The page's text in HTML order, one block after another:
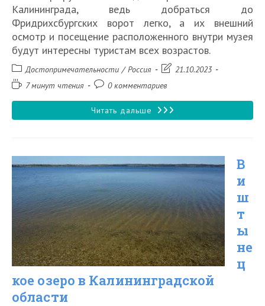
Калининграда, ведь добраться до
Фридрихсбургских ворот легко, а их внешний
осмотр и посещение расположенного внутри музея
будут интересны туристам всех возрастов.
Рубрика
записи:
Достопримечательности / Россия
Запись21.10.2023
Время7 минут чтения
Комментарии
записи:
0 комментариев
Читать дальше Фридрихсбургские
Калининграде
В
и
ш
т
ы
не
ц
кое озеро в Калининградской
области